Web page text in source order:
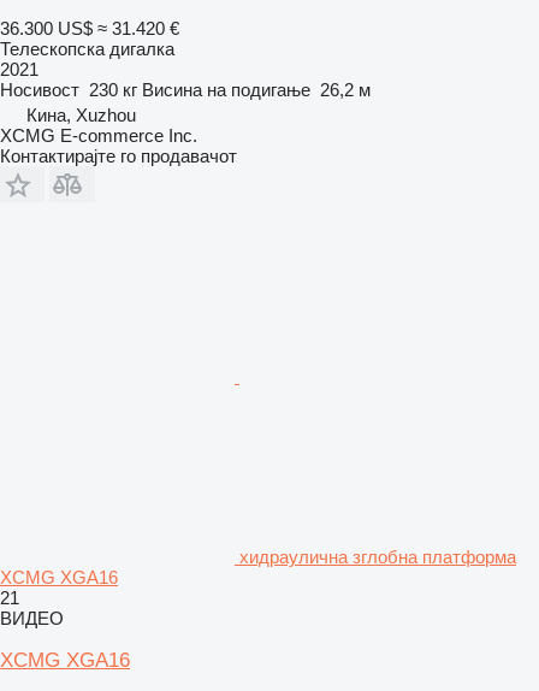
36.300 US$ ≈ 31.420 €
Телескопска дигалка
2021
Носивост 230 кг Висина на подигање 26,2 м
Кина, Xuzhou
XCMG E-commerce Inc.
Контактирајте го продавачот
хидраулична зглобна платформа
XCMG XGA16
21
ВИДЕО
XCMG XGA16